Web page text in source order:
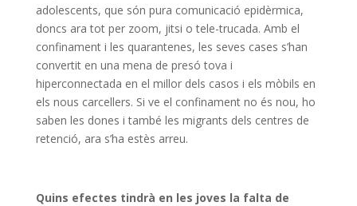
adolescents, que són pura comunicació epidèrmica,
doncs ara tot per zoom, jitsi o tele-trucada. Amb el
confinament i les quarantenes, les seves cases s’han
convertit en una mena de presó tova i
hiperconnectada en el millor dels casos i els mòbils en
els nous carcellers. Si ve el confinament no és nou, ho
saben les dones i també les migrants dels centres de
retenció, ara s’ha estès arreu.
Quins efectes tindrà en les joves la falta de